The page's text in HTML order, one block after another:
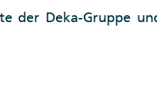
der Deka-Gruppe